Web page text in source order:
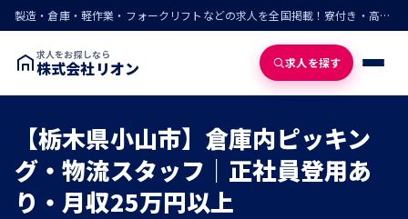
製造・倉庫・軽作業・フォークリフトなどの求人を全国掲載！寮付き・高収入・即入寮の仕事が見つかる
求人をお探しなら
株式会社リオン 求人を探す
【栃木県小山市】倉庫内ピッキン
グ・物流スタッフ｜正社員登用あ
り・月収25万円以上